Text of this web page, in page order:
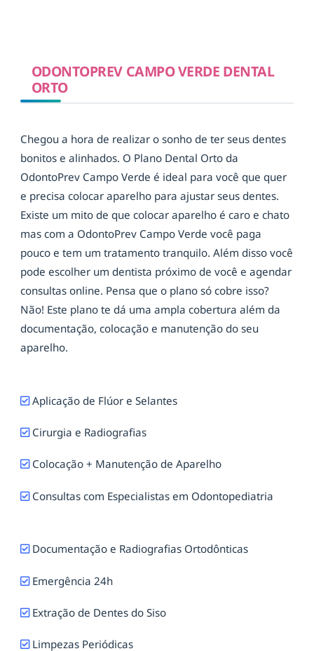
ODONTOPREV CAMPO VERDE DENTAL
ORTO
Chegou a hora de realizar o sonho de ter seus dentes
bonitos e alinhados. O Plano Dental Orto da
OdontoPrev Campo Verde é ideal para você que quer
e precisa colocar aparelho para ajustar seus dentes.
Existe um mito de que colocar aparelho é caro e chato
mas com a OdontoPrev Campo Verde você paga
pouco e tem um tratamento tranquilo. Além disso você
pode escolher um dentista próximo de você e agendar
consultas online. Pensa que o plano só cobre isso?
Não! Este plano te dá uma ampla cobertura além da
documentação, colocação e manutenção do seu
aparelho.
Aplicação de Flúor e Selantes
Cirurgia e Radiografias
Colocação + Manutenção de Aparelho
Consultas com Especialistas em Odontopediatria
Documentação e Radiografias Ortodônticas
Emergência 24h
Extração de Dentes do Siso
Limpezas Periódicas